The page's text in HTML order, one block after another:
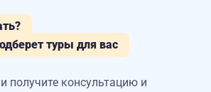
туры для вас
получите консультацию и